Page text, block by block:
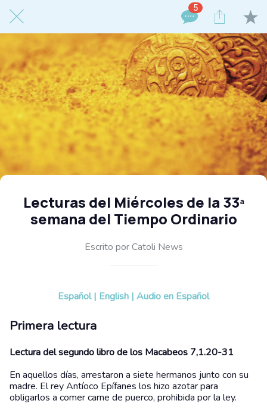
5
Lecturas del Miércoles de la 33ª
semana del Tiempo Ordinario
Escrito por Catoli News
Español | English | Audio en Español
Primera lectura
Lectura del segundo libro de los Macabeos 7,1.20-31
En aquellos días, arrestaron a siete hermanos junto con su
madre. El rey Antíoco Epífanes los hizo azotar para
obligarlos a comer carne de puerco, prohibida por la ley.